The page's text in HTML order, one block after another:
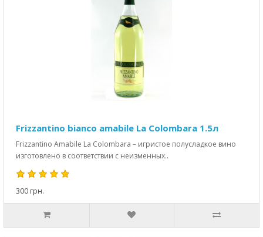
Frizzantino bianco amabile La Colombara 1.5л
Frizzantino Amabile La Colombara – игристое полусладкое вино
изготовлено в соответствии с неизменных..
300 грн.